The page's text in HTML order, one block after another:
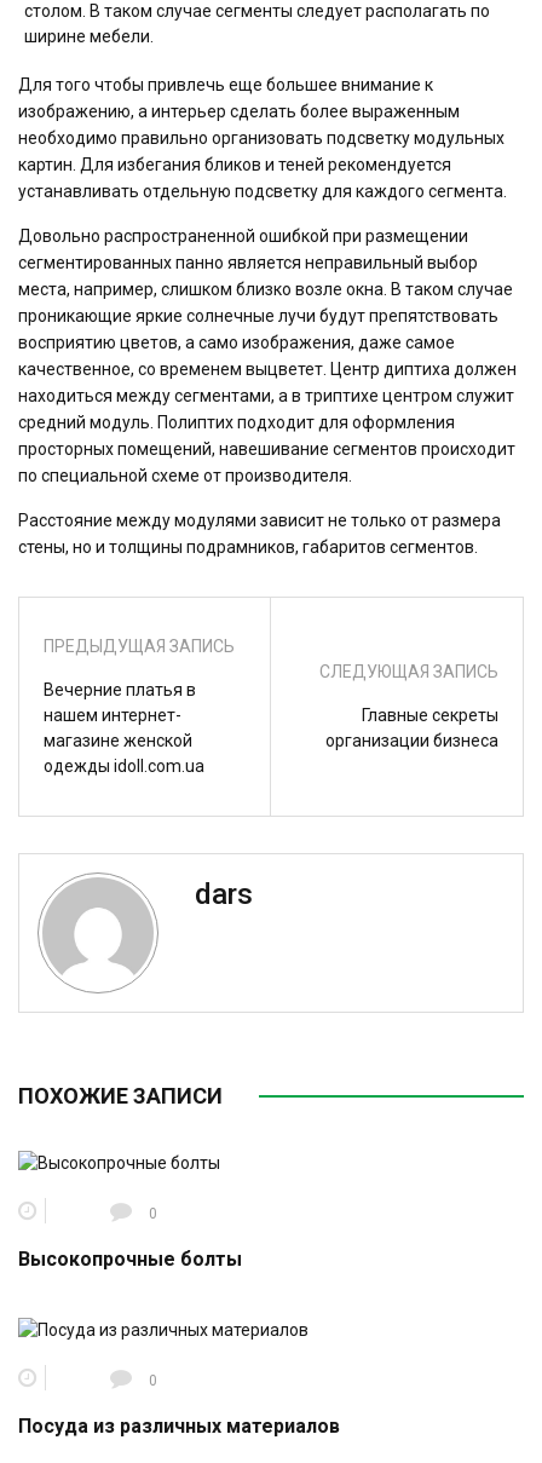
столом. В таком случае сегменты следует располагать по
ширине мебели.
Для того чтобы привлечь еще большее внимание к
изображению, а интерьер сделать более выраженным
необходимо правильно организовать подсветку модульных
картин. Для избегания бликов и теней рекомендуется
устанавливать отдельную подсветку для каждого сегмента.
Довольно распространенной ошибкой при размещении
сегментированных панно является неправильный выбор
места, например, слишком близко возле окна. В таком случае
проникающие яркие солнечные лучи будут препятствовать
восприятию цветов, а само изображения, даже самое
качественное, со временем выцветет. Центр диптиха должен
находиться между сегментами, а в триптихе центром служит
средний модуль. Полиптих подходит для оформления
просторных помещений, навешивание сегментов происходит
по специальной схеме от производителя.
Расстояние между модулями зависит не только от размера
стены, но и толщины подрамников, габаритов сегментов.
ПРЕДЫДУЩАЯ ЗАПИСЬ
Вечерние платья в
нашем интернет-
магазине женской
одежды idoll.com.ua
СЛЕДУЮЩАЯ ЗАПИСЬ
Главные секреты
организации бизнеса
dars
ПОХОЖИЕ ЗАПИСИ
0
Высокопрочные болты
0
Посуда из различных материалов